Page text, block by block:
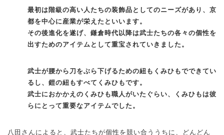
最初は階級の高い人たちの装飾品としてのニーズがあり、京
都を中心に産業が栄えたといいます。
その後進化を遂げ、鎌倉時代以降は武士たちの各々の個性を
出すためのアイテムとして重宝されていきました。
武士が腰から刀をぶら下げるための紐もくみひもでできてい
るし、鎧の紐もすべてくみひもです。
武士におかかえのくみひも職人がいたぐらい、くみひもは彼
らにとって重要なアイテムでした。
八田さんによると、武士たちが個性を競い合ううちに、どんどん